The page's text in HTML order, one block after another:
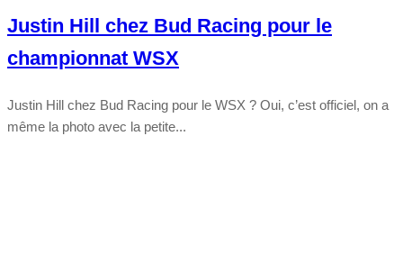
Justin Hill chez Bud Racing pour le
championnat WSX
Justin Hill chez Bud Racing pour le WSX ? Oui, c’est officiel, on a
même la photo avec la petite...